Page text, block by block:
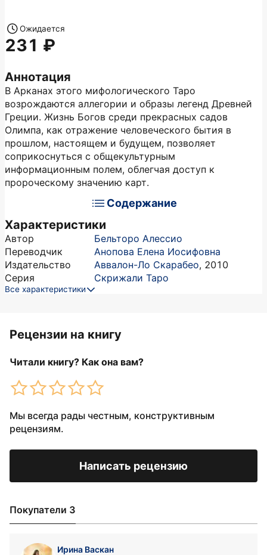
Аннотация
В Арканах этого мифологического Таро
возрождаются аллегории и образы легенд Древней
Греции. Жизнь Богов среди прекрасных садов
Олимпа, как отражение человеческого бытия в
прошлом, настоящем и будущем, позволяет
соприкоснуться с общекультурным
информационным полем, облегчая доступ к
пророческому значению карт.
Содержание
Характеристики
Автор
Бельторо Алессио
Переводчик
Анопова Елена Иосифовна
Издательство
Аввалон-Ло Скарабео, 2010
Серия
Скрижали Таро
Все характеристики
Ожидается
231
Рецензии на книгу
Читали книгу? Как она вам?
Мы всегда рады честным, конструктивным
рецензиям.
Написать рецензию
Покупатели 3
Ирина Васкан